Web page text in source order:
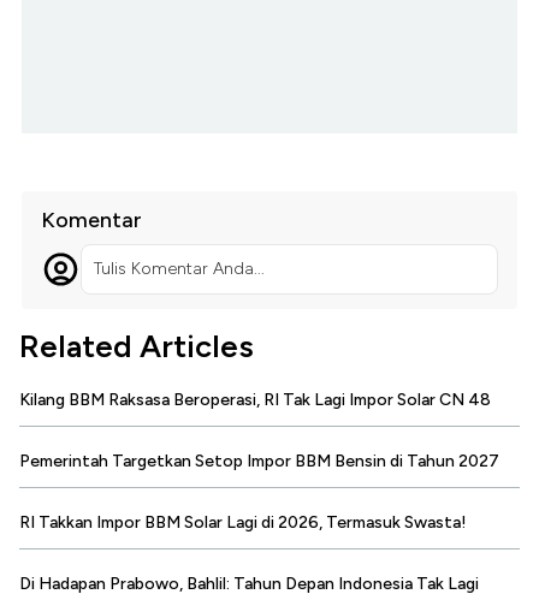
Komentar
Tulis Komentar Anda...
Related Articles
Kilang BBM Raksasa Beroperasi, RI Tak Lagi Impor Solar CN 48
Pemerintah Targetkan Setop Impor BBM Bensin di Tahun 2027
RI Takkan Impor BBM Solar Lagi di 2026, Termasuk Swasta!
Di Hadapan Prabowo, Bahlil: Tahun Depan Indonesia Tak Lagi